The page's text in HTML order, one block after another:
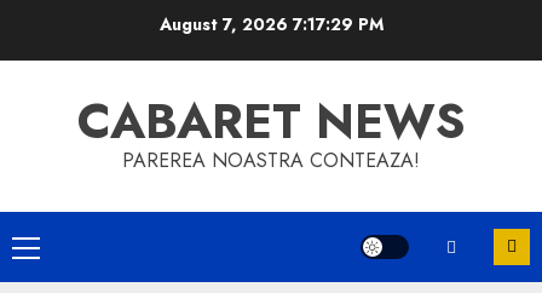
August 7, 2026 7:17:29 PM
CABARET NEWS
PAREREA NOASTRA CONTEAZA!
Primary
Menu